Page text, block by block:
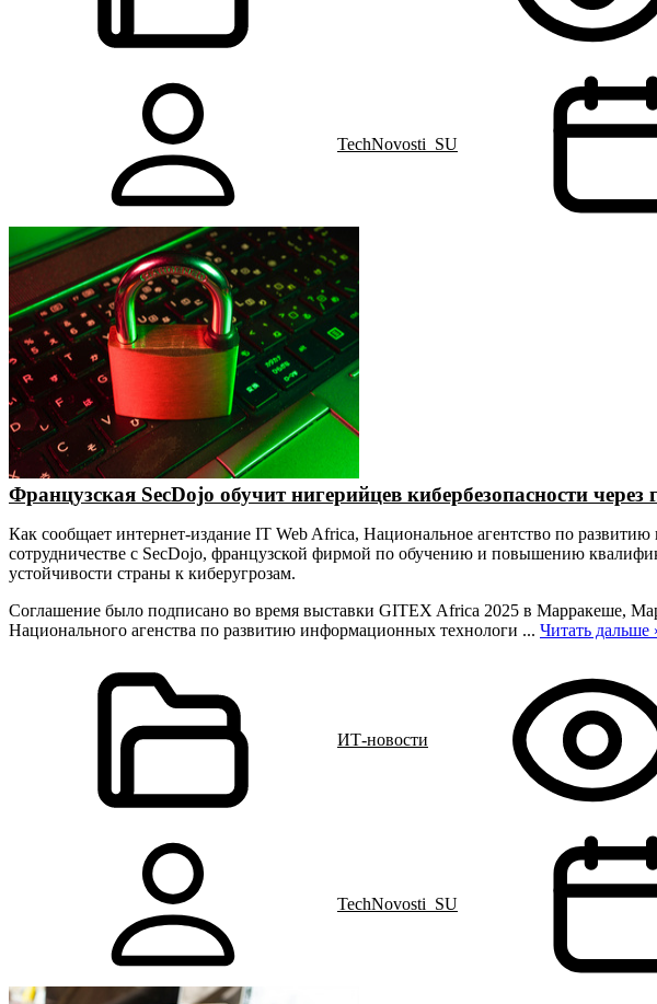
TechNovosti_SU
Французская SecDojo обучит нигерийцев кибербезопасности
Как сообщает интернет-издание IT Web Africa, Национальное агентство по
сотрудничестве с SecDojo, французской фирмой по обучению и повышению
устойчивости страны к киберугрозам.
Соглашение было подписано во время выставки GITEX Africa 2025 в Марракеше,
Национального агенства по развитию информационных технологи ... Читать дальше
ИТ-новости
TechNovosti_SU